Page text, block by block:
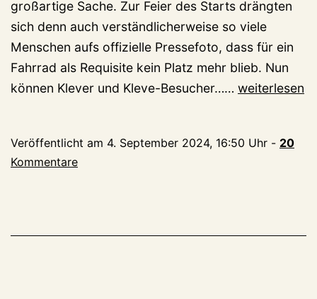
großartige Sache. Zur Feier des Starts drängten
sich denn auch verständlicherweise so viele
Menschen aufs offizielle Pressefoto, dass für ein
Fahrrad als Requisite kein Platz mehr blieb. Nun
können Klever und Kleve-Besucher…… Die
Radstation
weiterlesen
Veröffentlicht am 4. September 2024, 16:50 Uhr - 20
Kommentare